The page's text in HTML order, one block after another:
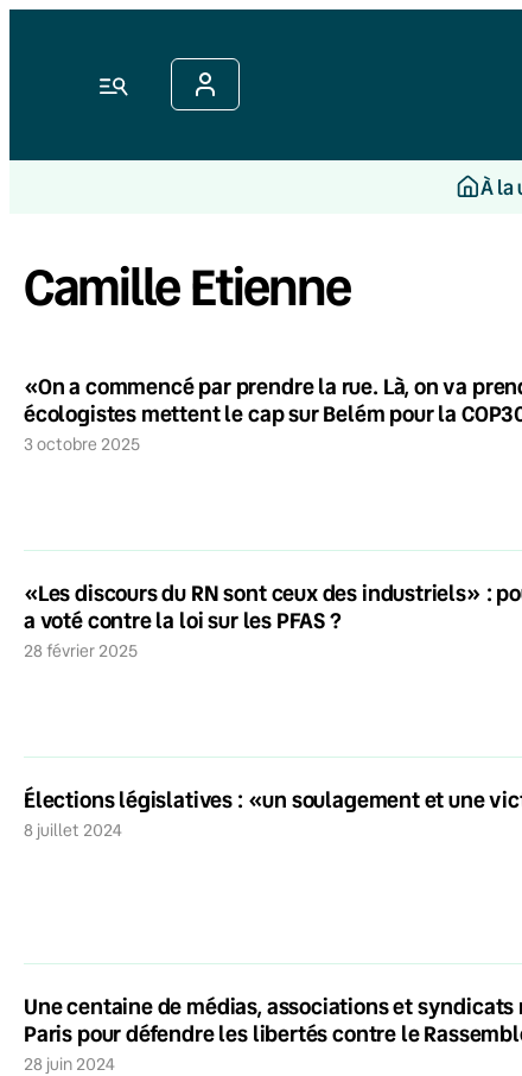
Menu
À la
Camille Etienne
«On a commencé par prendre la rue. Là, on va
écologistes mettent le cap sur Belém pour la
3 octobre 2025
«Les discours du RN sont ceux des industriels» :
a voté contre la loi sur les PFAS ?
28 février 2025
Élections législatives : «un soulagement et une
8 juillet 2024
Une centaine de médias, associations et
Paris pour défendre les libertés contre le
28 juin 2024